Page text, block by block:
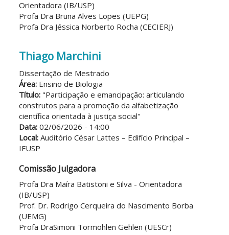
Orientadora (IB/USP)
Profa Dra Bruna Alves Lopes (UEPG)
Profa Dra Jéssica Norberto Rocha (CECIERJ)
Thiago Marchini
Dissertação de Mestrado
Área: Ensino de Biologia
Título: "Participação e emancipação: articulando
construtos para a promoção da alfabetização
científica orientada à justiça social"
Data:02/06/2026 - 14:00
Local:Auditório César Lattes – Edifício Principal –
IFUSP
Comissão Julgadora
Profa Dra Maíra Batistoni e Silva - Orientadora
(IB/USP)
Prof. Dr. Rodrigo Cerqueira do Nascimento Borba
(UEMG)
Profa DraSimoni Tormöhlen Gehlen (UESCr)